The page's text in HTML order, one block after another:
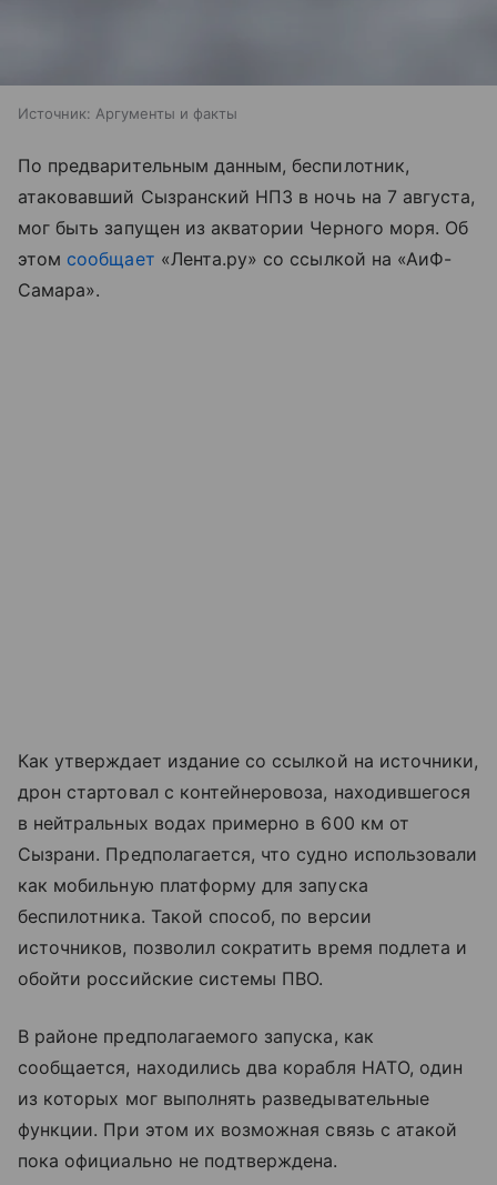
Источник: Аргументы и факты
По предварительным данным, беспилотник,
атаковавший Сызранский НПЗ в ночь на 7 августа,
мог быть запущен из акватории Черного моря. Об
этом сообщает «Лента.ру» со ссылкой на «АиФ-
Самара».
Как утверждает издание со ссылкой на источники,
дрон стартовал с контейнеровоза, находившегося
в нейтральных водах примерно в 600 км от
Сызрани. Предполагается, что судно использовали
как мобильную платформу для запуска
беспилотника. Такой способ, по версии
источников, позволил сократить время подлета и
обойти российские системы ПВО.
В районе предполагаемого запуска, как
сообщается, находились два корабля НАТО, один
из которых мог выполнять разведывательные
функции. При этом их возможная связь с атакой
пока официально не подтверждена.